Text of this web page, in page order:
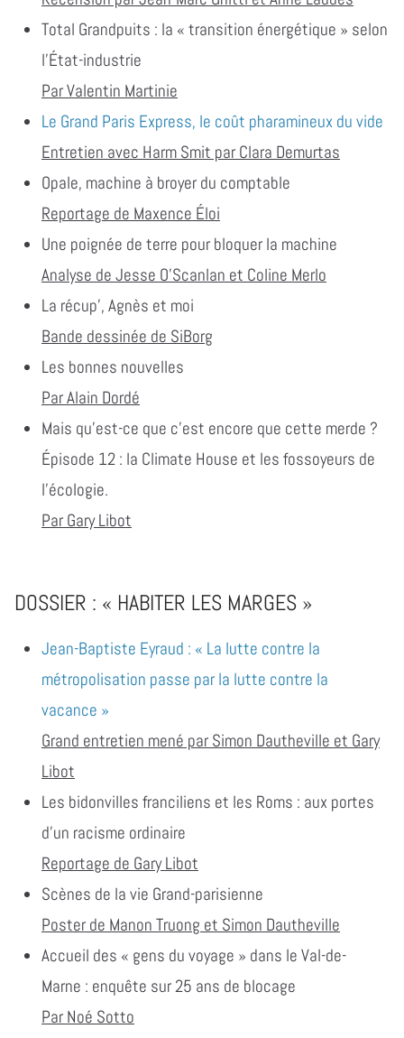
Total Grandpuits : la « transition énergétique » selon
l’État-industrie
Par Valentin Martinie
Le Grand Paris Express, le coût pharamineux du vide
Entretien avec Harm Smit par Clara Demurtas
Opale, machine à broyer du comptable
Reportage de Maxence Éloi
Une poignée de terre pour bloquer la machine
Analyse de Jesse O’Scanlan et Coline Merlo
La récup’, Agnès et moi
Bande dessinée de SiBorg
Les bonnes nouvelles
Par Alain Dordé
Mais qu’est-ce que c’est encore que cette merde ?
Épisode 12 : la Climate House et les fossoyeurs de
l’écologie.
Par Gary Libot
DOSSIER : « HABITER LES MARGES »
Jean-Baptiste Eyraud : « La lutte contre la
métropolisation passe par la lutte contre la
vacance »
Grand entretien mené par Simon Dautheville et Gary
Libot
Les bidonvilles franciliens et les Roms : aux portes
d’un racisme ordinaire
Reportage de Gary Libot
Scènes de la vie Grand-parisienne
Poster de Manon Truong et Simon Dautheville
Accueil des « gens du voyage » dans le Val-de-
Marne : enquête sur 25 ans de blocage
Par Noé Sotto